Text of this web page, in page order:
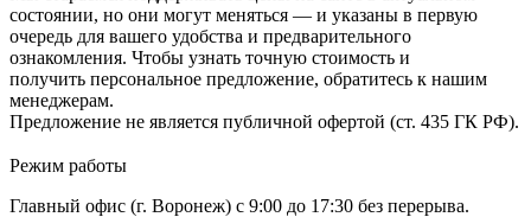
состоянии, но они могут меняться — и указаны в первую
очередь для вашего удобства и предварительного
ознакомления. Чтобы узнать точную стоимость и
получить персональное предложение, обратитесь к нашим
менеджерам.
Предложение не является публичной офертой (ст. 435 ГК РФ).
Режим работы
Главный офис (г. Воронеж) с 9:00 до 17:30 без перерыва.